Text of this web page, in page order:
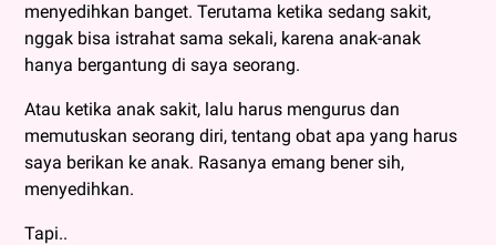
menyedihkan banget. Terutama ketika sedang sakit,
nggak bisa istrahat sama sekali, karena anak-anak
hanya bergantung di saya seorang.
Atau ketika anak sakit, lalu harus mengurus dan
memutuskan seorang diri, tentang obat apa yang harus
saya berikan ke anak. Rasanya emang bener sih,
menyedihkan.
Tapi..